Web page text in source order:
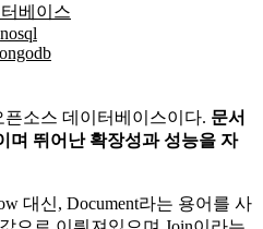
베이스
nosql
픈소스 데이터베이스이다. 문서
며 뛰어난 확장성과 성능을 자
대신, Document라는 용어를 사